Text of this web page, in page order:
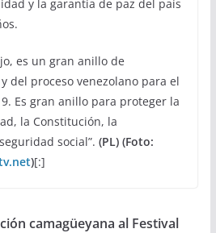
y la garantía de paz del país
es un gran anillo de
del proceso venezolano para el
Es gran anillo para proteger la
la Constitución, la
social”. (PL) (Foto:
)[:]
camagüeyana al Festival